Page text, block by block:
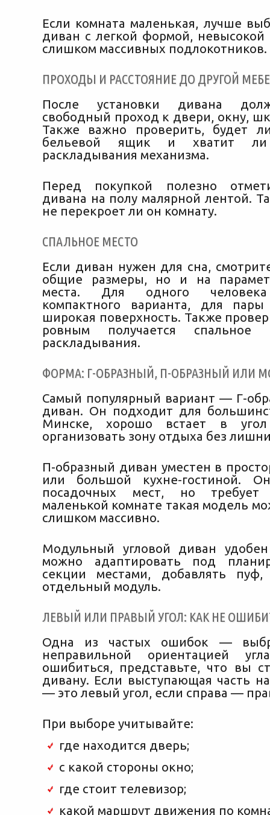
Если комната маленькая, лучше
диван с легкой формой, невысокой
слишком массивных подлокотников.
ПРОХОДЫ И РАССТОЯНИЕ ДО ДРУГОЙ
После установки дивана
свободный проход к двери, окну,
Также важно проверить, будет
бельевой ящик и хватит
раскладывания механизма.
Перед покупкой полезно
дивана на полу малярной лентой.
не перекроет ли он комнату.
СПАЛЬНОЕ МЕСТО
Если диван нужен для сна,
общие размеры, но и на
места. Для одного человека
компактного варианта, для
широкая поверхность. Также
ровным получается спальное
раскладывания.
ФОРМА: Г-ОБРАЗНЫЙ, П-ОБРАЗНЫЙ ИЛИ
Самый популярный вариант — Г-
диван. Он подходит для
Минске, хорошо встает в
организовать зону отдыха без
П-образный диван уместен в
или большой кухне-гостиной.
посадочных мест, но
маленькой комнате такая модель
слишком массивно.
Модульный угловой диван
можно адаптировать под
секции местами, добавлять
отдельный модуль.
ЛЕВЫЙ ИЛИ ПРАВЫЙ УГОЛ: КАК НЕ
Одна из частых ошибок —
неправильной ориентацией
ошибиться, представьте, что вы
дивану. Если выступающая часть
— это левый угол, если справа —
При выборе учитывайте:
где находится дверь;
с какой стороны окно;
где стоит телевизор;
какой маршрут движения по